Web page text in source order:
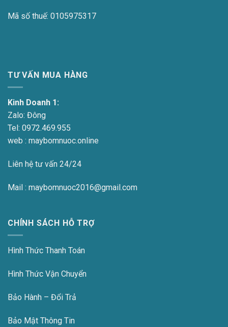
Mã số thuế: 0105975317
TƯ VẤN MUA HÀNG
Kinh Doanh 1:
Zalo: Đông
Tel: 0972.469.955
web : maybomnuoc.online
Liên hệ tư vấn 24/24
Mail : maybomnuoc2016@gmail.com
CHÍNH SÁCH HỖ TRỢ
Hình Thức Thanh Toán
Hình Thức Vận Chuyển
Bảo Hành – Đổi Trả
Bảo Mật Thông Tin